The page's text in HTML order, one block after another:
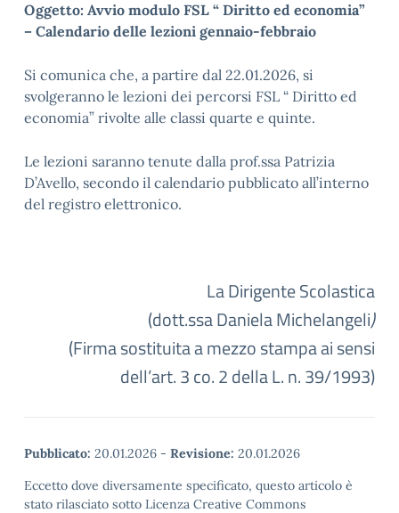
Oggetto: Avvio modulo FSL “ Diritto ed economia”
– Calendario delle lezioni gennaio-febbraio
Si comunica che, a partire dal 22.01.2026, si
svolgeranno le lezioni dei percorsi FSL “ Diritto ed
economia” rivolte alle classi quarte e quinte.
Le lezioni saranno tenute dalla prof.ssa Patrizia
D’Avello, secondo il calendario pubblicato all’interno
del registro elettronico.
La Dirigente Scolastica
(dott.ssa Daniela Michelangeli)
(Firma sostituita a mezzo stampa ai sensi
dell’art. 3 co. 2 della L. n. 39/1993)
Pubblicato: 20.01.2026 - Revisione: 20.01.2026
Eccetto dove diversamente specificato, questo articolo è
stato rilasciato sotto Licenza Creative Commons